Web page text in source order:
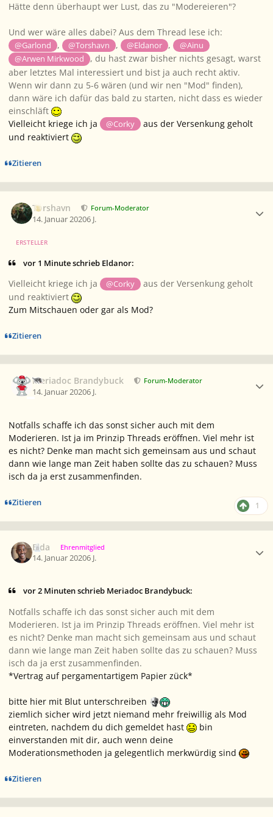
Hätte denn überhaupt wer Lust, das zu "Modereieren"?
Und wer wäre alles dabei? Aus dem Thread lese ich:
@Garlond , @Torshavn , @Eldanor ,
@Ainu
@Arwen Mirkwood
, du hast zwar bisher nichts gesagt, warst
aber letztes Mal interessiert und bist ja auch recht aktiv.
Wenn wir dann zu 5-6 wären (und wir nen "Mod" finden),
dann wäre ich dafür das bald zu starten, nicht dass es wieder
einschläft
Vielleicht kriege ich ja
@Corky
aus der Versenkung geholt
und reaktiviert
Zitieren
Torshavn Forum-Moderator
14. Januar 20206 J.
ERSTELLER
vor 1 Minute schrieb Eldanor:
Vielleicht kriege ich ja @Corky
aus der Versenkung geholt
und reaktiviert
Zum Mitschauen oder gar als Mod?
Zitieren
Meriadoc Brandybuck Forum-Moderator
14. Januar 20206 J.
Notfalls schaffe ich das sonst sicher auch mit dem
Moderieren. Ist ja im Prinzip Threads eröffnen. Viel mehr ist
es nicht? Denke man macht sich gemeinsam aus und schaut
dann wie lange man Zeit haben sollte das zu schauen? Muss
isch da ja erst zusammenfinden.
Zitieren 1
Elda Ehrenmitglied
14. Januar 20206 J.
vor 2 Minuten schrieb Meriadoc Brandybuck:
Notfalls schaffe ich das sonst sicher auch mit dem
Moderieren. Ist ja im Prinzip Threads eröffnen. Viel mehr ist
es nicht? Denke man macht sich gemeinsam aus und schaut
dann wie lange man Zeit haben sollte das zu schauen? Muss
isch da ja erst zusammenfinden.
*Vertrag auf pergamentartigem Papier zück*
bitte hier mit Blut unterschreiben
ziemlich sicher wird jetzt niemand mehr freiwillig als Mod
eintreten, nachdem du dich gemeldet hast
bin
einverstanden mit dir, auch wenn deine
Moderationsmethoden ja gelegentlich merkwürdig sind
Zitieren